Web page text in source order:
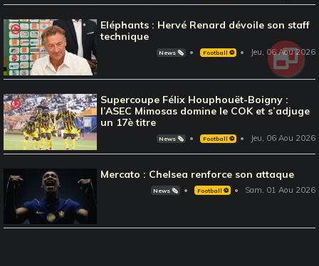
Eléphants : Hervé Renard dévoile son staff
technique
News 🗞️ Football ⚽️ Jeu, 06 Aou 2026
Supercoupe Félix Houphouët-Boigny :
l’ASEC Mimosas domine le COK et s’adjuge
un 17è titre
News 🗞️ Football ⚽️ Jeu, 06 Aou 2026
Mercato : Chelsea renforce son attaque
News 🗞️ Football ⚽️ Sam, 01 Aou 2026